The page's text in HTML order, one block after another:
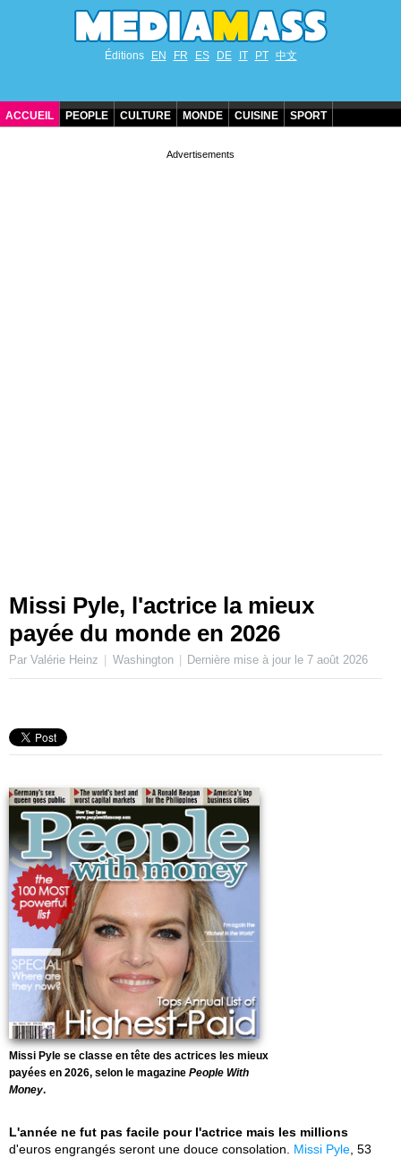
Éditions EN FR ES DE IT PT 中文
ACCUEIL PEOPLE CULTURE MONDE CUISINE SPORT
Missi Pyle, l'actrice la mieux
payée du monde en 2026
Par Valérie Heinz Washington Dernière mise à jour le 7 août 2026
Missi Pyle se classe en tête des actrices les mieux
payées en 2026, selon le magazine People With
Money.
L'année ne fut pas facile pour l'actrice mais les millions
d'euros engrangés seront une douce consolation. Missi Pyle , 53